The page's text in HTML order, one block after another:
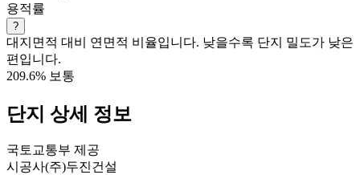
용적률
?
대지면적 대비 연면적 비율입니다. 낮을수록 단지 밀도가 낮은
편입니다.
209.6% 보통
단지 상세 정보
국토교통부 제공
시공사(주)두진건설